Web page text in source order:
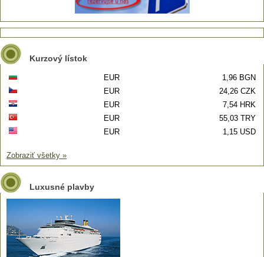
Kurzový lístok
EUR
1,96 BGN
EUR
24,26 CZK
EUR
7,54 HRK
EUR
55,03 TRY
EUR
1,15 USD
Zobraziť všetky »
Luxusné plavby